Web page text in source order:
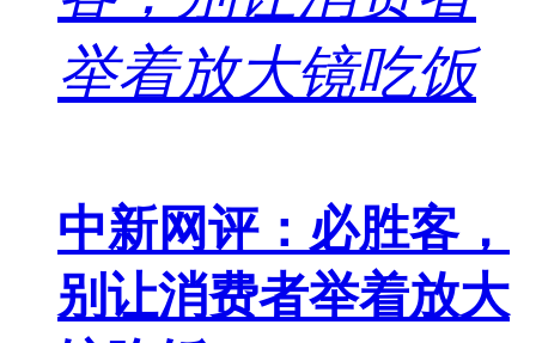
中新网评：必胜客，
别让消费者举着放大